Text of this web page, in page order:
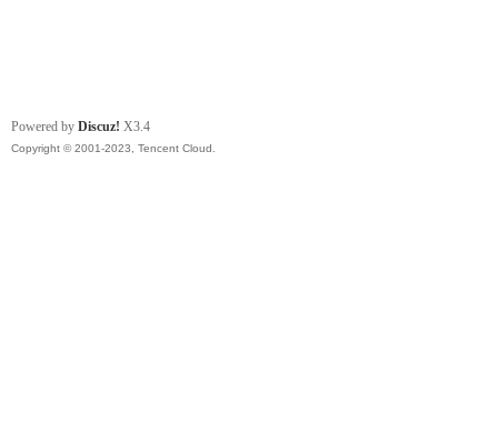
Powered by Discuz! X3.4
Copyright © 2001-2023, Tencent Cloud.